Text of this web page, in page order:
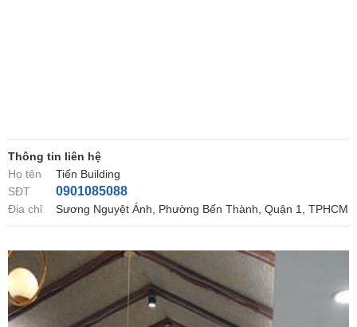
Thông tin liên hệ
Họ tên
Tiến Building
SĐT
0901085088
Địa chỉ Sương Nguyệt Ánh, Phường Bến Thành, Quận 1, TPHCM